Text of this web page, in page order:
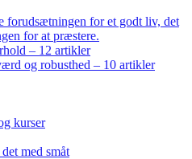
forudsætningen for et godt liv, det
for at præstere.
– 12 artikler
og robusthed – 10 artikler
kurser
med småt